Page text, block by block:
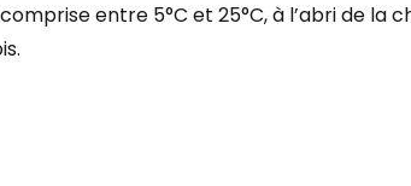
entre 5°C et 25°C, à l’abri de la